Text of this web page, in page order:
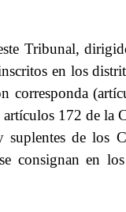
Tribunal,
en los
corresponda
172 de la
de los
consignan en